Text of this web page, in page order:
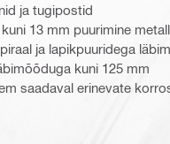
ja tugipostid
13 mm puurimine
ja lapikpuuridega
kuni 125 mm
saadaval erinevate